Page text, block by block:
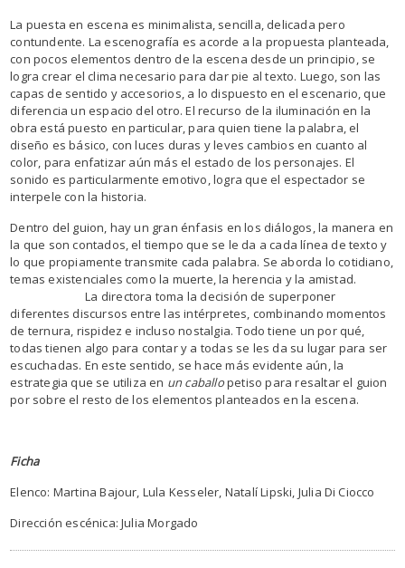
La puesta en escena es minimalista, sencilla, delicada pero
contundente. La escenografía es acorde a la propuesta planteada,
con pocos elementos dentro de la escena desde un principio, se
logra crear el clima necesario para dar pie al texto. Luego, son las
capas de sentido y accesorios, a lo dispuesto en el escenario, que
diferencia un espacio del otro. El recurso de la iluminación en la
obra está puesto en particular, para quien tiene la palabra, el
diseño es básico, con luces duras y leves cambios en cuanto al
color, para enfatizar aún más el estado de los personajes. El
sonido es particularmente emotivo, logra que el espectador se
interpele con la historia.
Dentro del guion, hay un gran énfasis en los diálogos, la manera en
la que son contados, el tiempo que se le da a cada línea de texto y
lo que propiamente transmite cada palabra. Se aborda lo cotidiano,
temas existenciales como la muerte, la herencia y la amistad.
La directora toma la decisión de superponer
diferentes discursos entre las intérpretes, combinando momentos
de ternura, rispidez e incluso nostalgia. Todo tiene un por qué,
todas tienen algo para contar y a todas se les da su lugar para ser
escuchadas. En este sentido, se hace más evidente aún, la
estrategia que se utiliza en un caballopetiso para resaltar el guion
por sobre el resto de los elementos planteados en la escena.
Ficha
Elenco: Martina Bajour, Lula Kesseler, Natalí Lipski, Julia Di Ciocco
Dirección escénica: Julia Morgado